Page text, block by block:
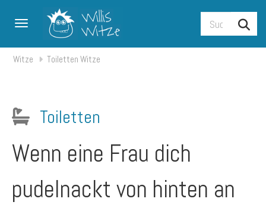
Toggle navigation
Witze Toiletten Witze
Toiletten
Wenn eine Frau dich
pudelnackt von hinten an